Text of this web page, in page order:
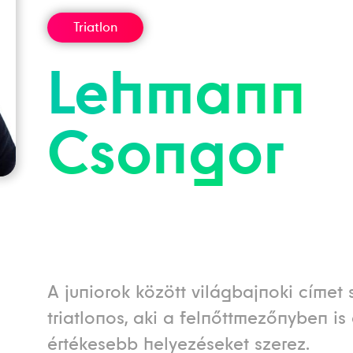
Triatlon
Lehmann
Csongor
A juniorok között világbajnoki címet
triatlonos, aki a felnőttmezőnyben is
értékesebb helyezéseket szerez.